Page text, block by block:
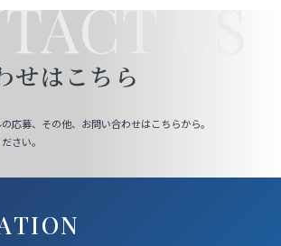
US
せはこちら
応募、その他、お問い合わせはこちらから。
さい。